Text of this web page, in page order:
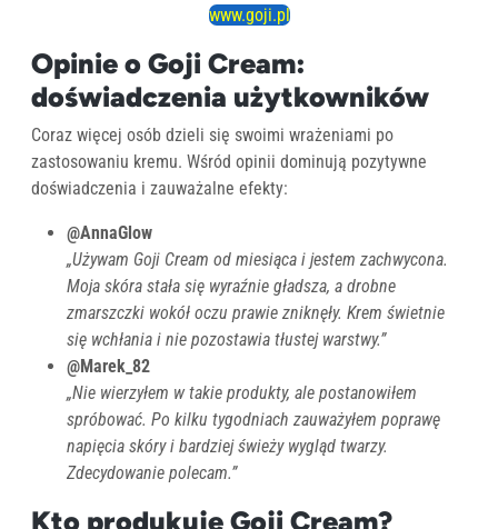
www.goji.pl
Opinie o Goji Cream:
doświadczenia użytkowników
Coraz więcej osób dzieli się swoimi wrażeniami po
zastosowaniu kremu. Wśród opinii dominują pozytywne
doświadczenia i zauważalne efekty:
@AnnaGlow
„Używam Goji Cream od miesiąca i jestem zachwycona.
Moja skóra stała się wyraźnie gładsza, a drobne
zmarszczki wokół oczu prawie zniknęły. Krem świetnie
się wchłania i nie pozostawia tłustej warstwy.”
@Marek_82
„Nie wierzyłem w takie produkty, ale postanowiłem
spróbować. Po kilku tygodniach zauważyłem poprawę
napięcia skóry i bardziej świeży wygląd twarzy.
Zdecydowanie polecam.”
Kto produkuje Goji Cream?